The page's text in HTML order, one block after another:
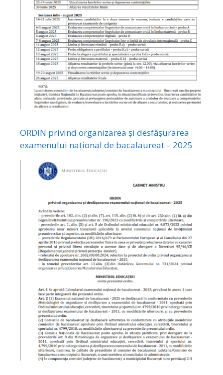
ORDIN privind organizarea și desfășurarea
examenului național de bacalaureat – 2025